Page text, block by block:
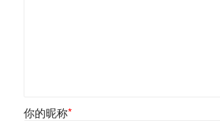
你的昵称*